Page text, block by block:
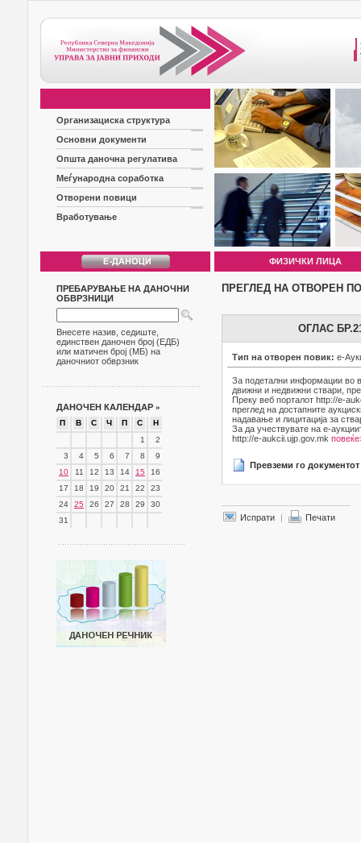
Организациска структура
Основни документи
Општа даночна регулатива
Меѓународна соработка
Отворени повици
Вработување
ФИЗИЧКИ ЛИЦА
ПРЕБАРУВАЊЕ НА ДАНОЧНИ
ОБВРЗНИЦИ
Внесете назив, седиште,
единствен даночен број (ЕДБ)
или матичен број (МБ) на
даночниот обврзник
ДАНОЧЕН КАЛЕНДАР »
П В С Ч П С
Н
1
2
3
4 5 6 7 8
9
10
11 12 13 14 15
16
17
18 19 20 21 22
23
24
25 26 27 28 29
30
31
ПРЕГЛЕД НА ОТВОРЕН
ОГЛАС
Тип на отворен повик: е-
За подетални информации во
движни и недвижни ствари,
Преку веб порталот http://e-
преглед на достапните
надавање и лицитација за
За да учествувате на е-
http://e-aukcii.ujp.gov.mk
Превземи го документот
Испрати | Печати